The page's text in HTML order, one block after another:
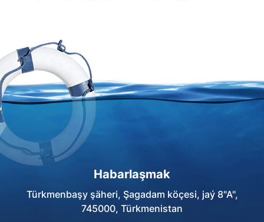
Habarlaşmak
Türkmenbaşy şäheri, Şagadam köçesi, jaý 8"A",
745000, Türkmenistan